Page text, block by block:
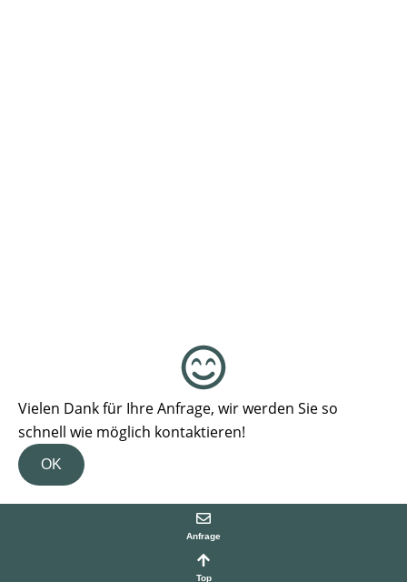
Vielen Dank für Ihre Anfrage, wir werden Sie so
schnell wie möglich kontaktieren!
OK
Anfrage
Top